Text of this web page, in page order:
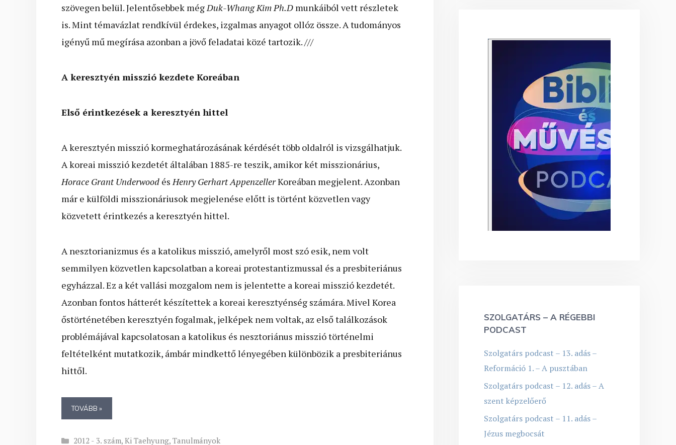
szövegen belül. Jelentősebbek mégDuk-Whang Kim Ph.D munkáiból vett részletek
is. Mint témavázlat rendkívül érdekes, izgalmas anyagot ollóz össze. A tudományos
igényű mű megírása azonban a jövő feladatai közé tartozik. ///
A keresztyén misszió kezdete Koreában
Első érintkezések a keresztyén hittel
A keresztyén misszió kormeghatározásának kérdését több oldalról is vizsgálhatjuk.
A koreai misszió kezdetét általában 1885-re teszik, amikor két misszionárius,
Horace Grant Underwood ésHenry Gerhart AppenzellerKoreában megjelent. Azonban
már e külföldi misszionáriusok megjelenése előtt is történt közvetlen vagy
közvetett érintkezés a keresztyén hittel.
A nesztorianizmus és a katolikus misszió, amelyről most szó esik, nem volt
semmilyen közvetlen kapcsolatban a koreai protestantizmussal és a presbiteriánus
egyházzal. Ez a két vallási mozgalom nem is jelentette a koreai misszió kezdetét.
Azonban fontos hátterét készítettek a koreai keresztyénség számára. Mivel Korea
őstörténetében keresztyén fogalmak, jelképek nem voltak, az első találkozások
problémájával kapcsolatosan a katolikus és nesztoriánus misszió történelmi
feltételként mutatkozik, ámbár mindkettő lényegében különbözik a presbiteriánus
hittől.
TOVÁBB »
Kategória
2012 - 3. szám,Ki Taehyung,Tanulmányok
SZOLGATÁRS – A RÉGEBBI
PODCAST
Szolgatárs podcast – 13. adás –
Reformáció 1. – A pusztában
Szolgatárs podcast – 12. adás – A
szent képzelőerő
Szolgatárs podcast – 11. adás –
Jézus megbocsát